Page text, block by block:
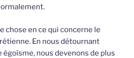
chose en ce qui concerne le
En nous détournant
égoïsme, nous devenons de plus